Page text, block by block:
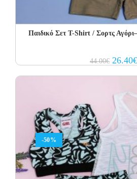
Παιδικό Σετ T-Shirt / Σορτς
44.00€ Original
price
26.40€
-50%